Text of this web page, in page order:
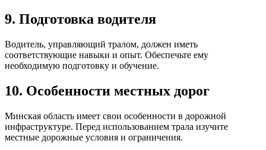
9. Подготовка водителя
Водитель, управляющий тралом, должен иметь
соответствующие навыки и опыт. Обеспечьте ему
необходимую подготовку и обучение.
10. Особенности местных дорог
Минская область имеет свои особенности в дорожной
инфраструктуре. Перед использованием трала изучите
местные дорожные условия и ограничения.